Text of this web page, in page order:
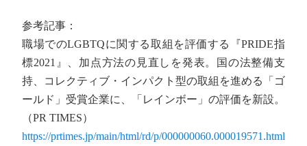
参考記事：
職場でのLGBTQに関する取組を評価する『PRIDE指
標2021』、加点方法の見直しを発表。国の法整備支
持、コレクティブ・インパクト型の取組を進める「ゴ
ールド」受賞企業に、「レインボー」の評価を新設。
（PR TIMES）
https://prtimes.jp/main/html/rd/p/000000060.000019571.html